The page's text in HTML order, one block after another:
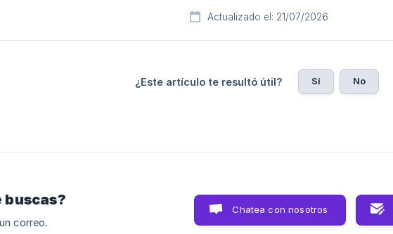
Actualizado el: 21/07/2026
¿Este artículo te resultó útil? Sí No
buscas?
correo.
Chatea con nosotros